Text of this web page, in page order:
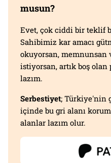
musun?
Evet, çok ciddi bir teklif
Sahibimiz kar amacı
okuyorsan, memnunsan
istiyorsan, artık boş
lazım.
Serbestiyet; Türkiye'nin
içinde bu gri alanı
alanlar lazım olur.